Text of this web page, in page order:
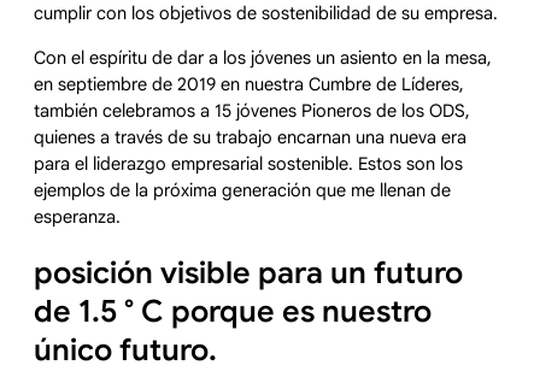
cumplir con los objetivos de sostenibilidad de su empresa.
Con el espíritu de dar a los jóvenes un asiento en la mesa,
en septiembre de 2019 en nuestra Cumbre de Líderes,
también celebramos a 15 jóvenes Pioneros de los ODS,
quienes a través de su trabajo encarnan una nueva era
para el liderazgo empresarial sostenible. Estos son los
ejemplos de la próxima generación que me llenan de
esperanza.
posición visible para un futuro
de 1.5 ° C porque es nuestro
único futuro.